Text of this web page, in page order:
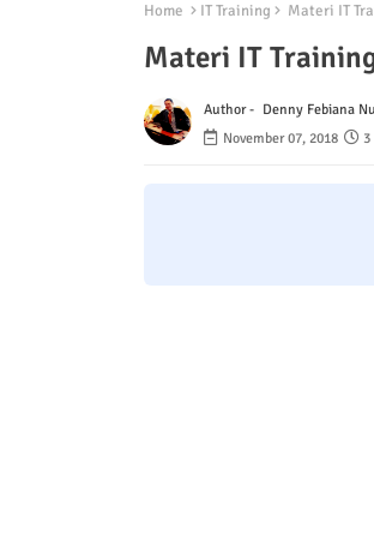
Home IT Training Materi IT
Materi IT
Author - Denny Febiana
November 07, 2018